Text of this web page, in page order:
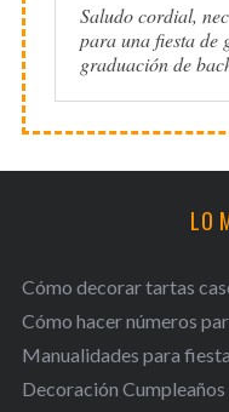
Saludo cordial,
para una fiesta de
graduación de
LO
Cómo decorar tartas
Cómo hacer números
Manualidades para
Decoración